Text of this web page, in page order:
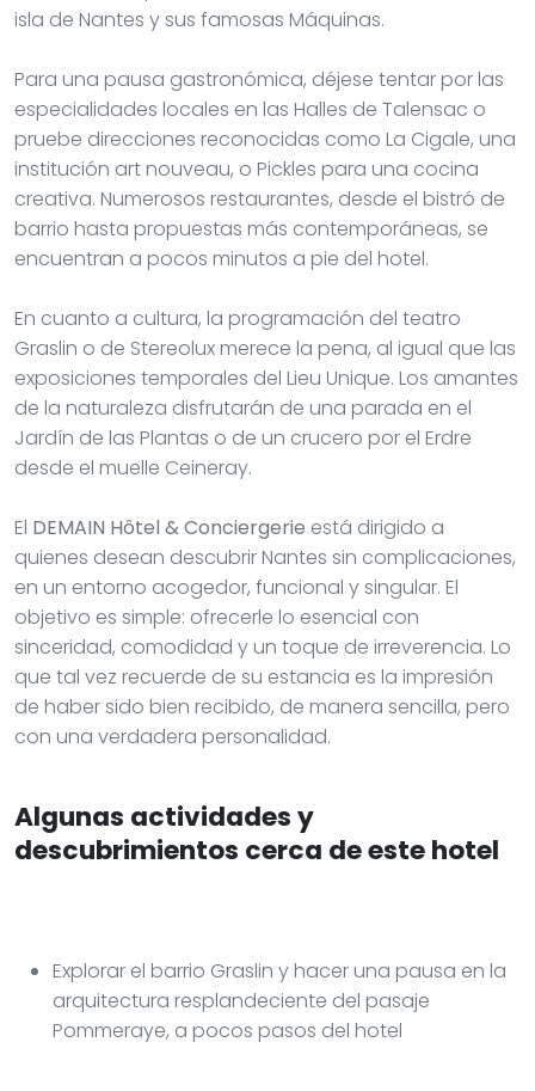
isla de Nantes y sus famosas Máquinas.
Para una pausa gastronómica, déjese tentar por las
especialidades locales en las Halles de Talensac o
pruebe direcciones reconocidas como La Cigale, una
institución art nouveau, o Pickles para una cocina
creativa. Numerosos restaurantes, desde el bistró de
barrio hasta propuestas más contemporáneas, se
encuentran a pocos minutos a pie del hotel.
En cuanto a cultura, la programación del teatro
Graslin o de Stereolux merece la pena, al igual que las
exposiciones temporales del Lieu Unique. Los amantes
de la naturaleza disfrutarán de una parada en el
Jardín de las Plantas o de un crucero por el Erdre
desde el muelle Ceineray.
El DEMAIN Hôtel & Conciergerie está dirigido a
quienes desean descubrir Nantes sin complicaciones,
en un entorno acogedor, funcional y singular. El
objetivo es simple: ofrecerle lo esencial con
sinceridad, comodidad y un toque de irreverencia. Lo
que tal vez recuerde de su estancia es la impresión
de haber sido bien recibido, de manera sencilla, pero
con una verdadera personalidad.
Algunas actividades y
descubrimientos cerca de este hotel
Explorar el barrio Graslin y hacer una pausa en la
arquitectura resplandeciente del pasaje
Pommeraye, a pocos pasos del hotel